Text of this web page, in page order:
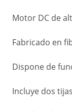
Motor DC de
Fabricado en
Dispone de
Incluye dos